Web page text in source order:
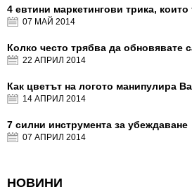
4 евтини маркетингови трика,
07 МАЙ 2014
Колко често трябва да обновявате
22 АПРИЛ 2014
Как цветът на логото манипулира
14 АПРИЛ 2014
7 силни инструмента за убеждаване
07 АПРИЛ 2014
НОВИНИ